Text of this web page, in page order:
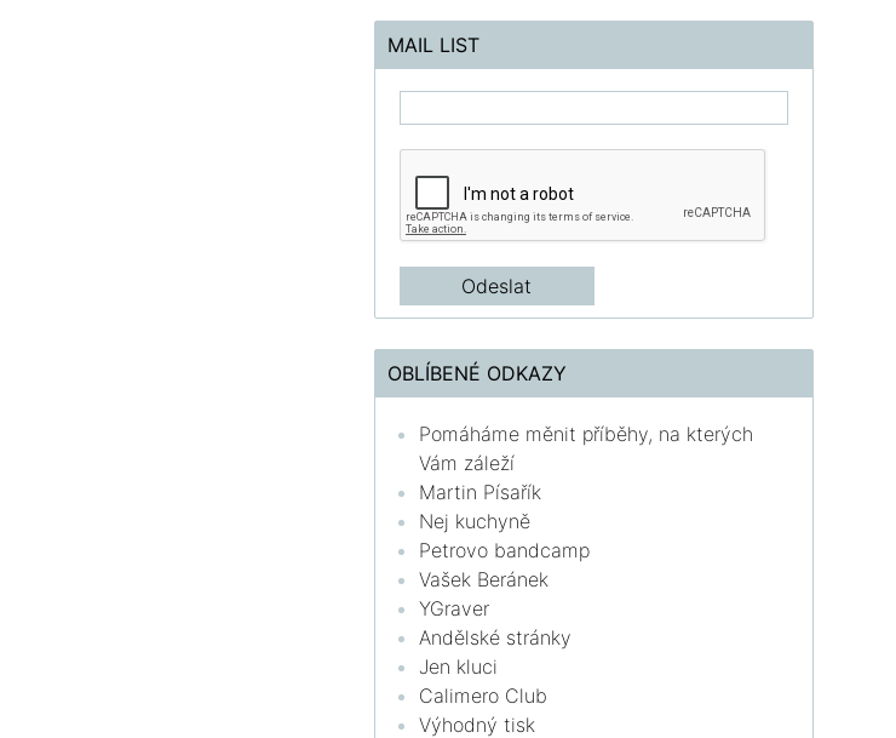
MAIL LIST
OBLÍBENÉ ODKAZY
Pomáháme měnit příběhy, na kterých
Vám záleží
Martin Písařík
Nej kuchyně
Petrovo bandcamp
Vašek Beránek
YGraver
Andělské stránky
Jen kluci
Calimero Club
Výhodný tisk